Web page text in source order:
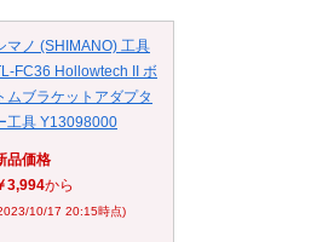
マノ (SHIMANO) 工具
FC36 Hollowtech II ボ
ムブラケットアダプタ
工具 Y13098000
品価格
3,994から
10/17 20:15時点)